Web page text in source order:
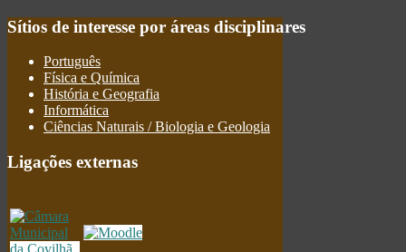
Sítios de interesse por áreas disciplinares
Português
Física e Química
História e Geografia
Informática
Ciências Naturais / Biologia e Geologia
Ligações externas